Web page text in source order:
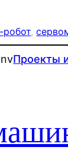
робот,
Проекты